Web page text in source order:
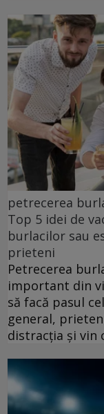
petrecerea
Top 5 idei de
burlacilor sau
prieteni
Petrecerea
important din
să facă pasul
general,
distracția și vin